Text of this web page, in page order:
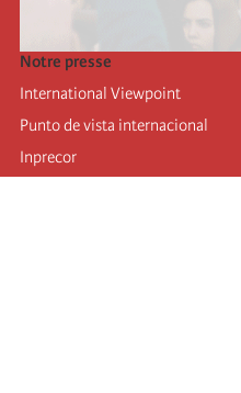
Notre presse
International Viewpoint
Punto de vista internacional
Inprecor